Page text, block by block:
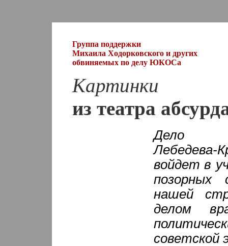
Группа поддержки
Михаила Ходорковского и других
обвиняемых по делу ЮКОСа
Картинки
из театра
Дело
Лебедева-
войдет в
позорных
нашей
делом
советской